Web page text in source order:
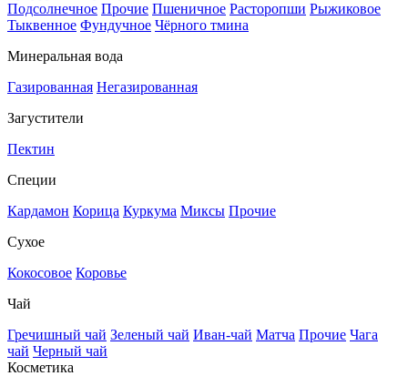
Подсолнечное Прочие Пшеничное Расторопши Рыжиковое
Тыквенное Фундучное Чёрного тмина
Минеральная вода
Газированная Негазированная
Загустители
Пектин
Специи
Кардамон Корица Куркума Миксы Прочие
Сухое
Кокосовое Коровье
Чай
Гречишный чай Зеленый чай Иван-чай Матча Прочие Чага
чай Черный чай
Косметика